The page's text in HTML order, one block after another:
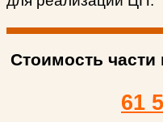
Стоимость части
61